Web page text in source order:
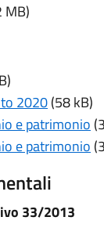
MB)
2020(58 kB)
e patrimonio
e patrimonio
33/2013